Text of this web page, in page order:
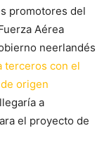
promotores del
Aérea
neerlandés
terceros con el
origen
a
el proyecto de